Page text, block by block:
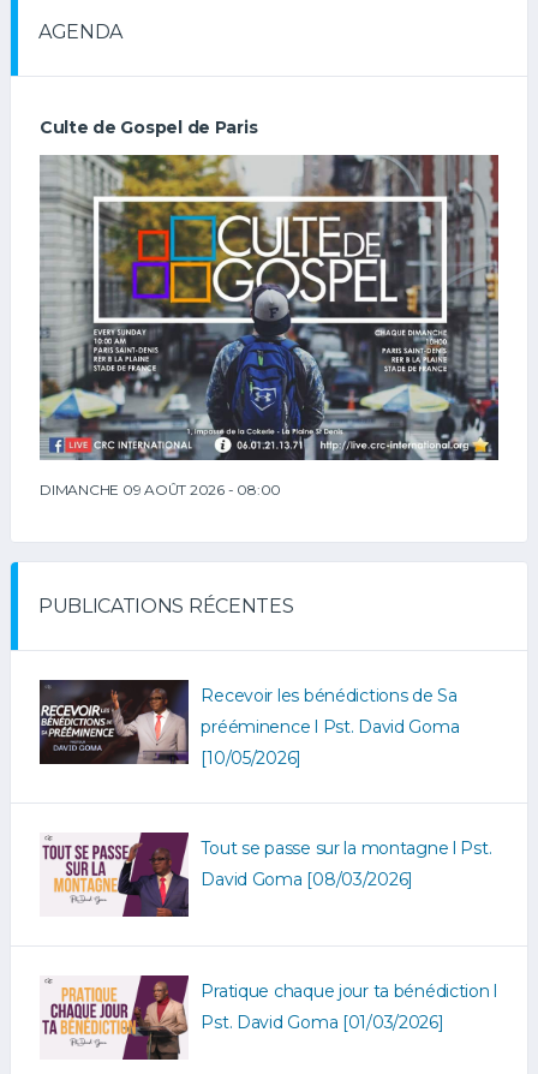
AGENDA
Culte de Gospel de Paris
DIMANCHE 09 AOÛT 2026 - 08:00
PUBLICATIONS RÉCENTES
Recevoir les bénédictions de Sa
prééminence l Pst. David Goma
[10/05/2026]
Tout se passe sur la montagne l Pst.
David Goma [08/03/2026]
Pratique chaque jour ta bénédiction l
Pst. David Goma [01/03/2026]